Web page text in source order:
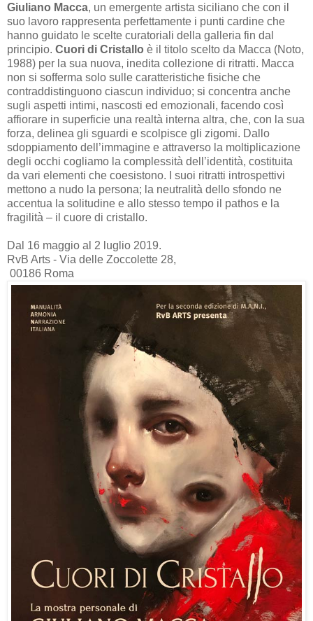
Giuliano Macca, un emergente artista siciliano che con il
suo lavoro rappresenta perfettamente i punti cardine che
hanno guidato le scelte curatoriali della galleria fin dal
principio. Cuori di Cristallo è il titolo scelto da Macca (Noto,
1988) per la sua nuova, inedita collezione di ritratti. Macca
non si sofferma solo sulle caratteristiche fisiche che
contraddistinguono ciascun individuo; si concentra anche
sugli aspetti intimi, nascosti ed emozionali, facendo così
affiorare in superficie una realtà interna altra, che, con la sua
forza, delinea gli sguardi e scolpisce gli zigomi. Dallo
sdoppiamento dell’immagine e attraverso la moltiplicazione
degli occhi cogliamo la complessità dell’identità, costituita
da vari elementi che coesistono. I suoi ritratti introspettivi
mettono a nudo la persona; la neutralità dello sfondo ne
accentua la solitudine e allo stesso tempo il pathos e la
fragilità – il cuore di cristallo.
Dal 16 maggio al 2 luglio 2019.
RvB Arts - Via delle Zoccolette 28,
00186 Roma